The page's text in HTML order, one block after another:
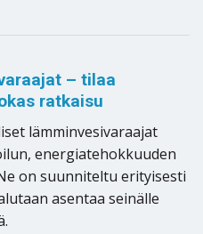
– tilaa
ratkaisu
lämminvesivaraajat
energiatehokkuuden
on suunniteltu erityisesti
asentaa seinälle